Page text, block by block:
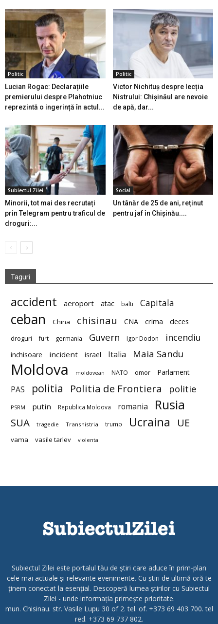
Politic
Lucian Rogac: Declarațiile
premierului despre Plahotniuc
reprezintă o ingerință în actul...
Politic
Victor Nichituș despre lecția
Nistrului: Chișinăul are nevoie
de apă, dar...
Subiectul Zilei
Minorii, tot mai des recrutați
prin Telegram pentru traficul de
droguri:...
Social
Un tânăr de 25 de ani, reținut
pentru jaf în Chișinău....
Taguri
accident aeroport atac balti Capitala
ceban China chisinau CNA crima deces
droguri furt germania Guvern Igor Dodon incendiu
inchisoare incident israel Italia Maia Sandu
Moldova moldovean NATO omor Parlament
PAS politia Politia de Frontiera politie
PSRM putin Republica Moldova romania Rusia
SUA tragedie Transnistria trump Ucraina UE
vama vasile tarlev violenta
Subiectul Zilei este portalul tău de știri care aduce în prim-plan
cele mai actuale și relevante evenimente. Cu știri de ultimă oră te
ținem conectat la esențial. Descoperă lumea știrilor cu Subiectul
Zilei - unde informația primește prioritate.
mun. Chisinau. str. Vasile Lupu 30 of 2. tel. of. +373 69 403 700. tel
red. +373 69 737 802.